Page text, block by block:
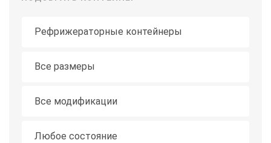
Все размеры
Все модификации
Любое состояние